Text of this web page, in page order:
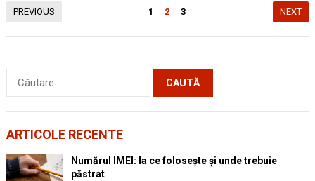
Paginație
PREVIOUS 1 2 3 NEXT
Caută
ARTICOLE RECENTE
Numărul IMEI: la ce folosește și unde trebuie
păstrat